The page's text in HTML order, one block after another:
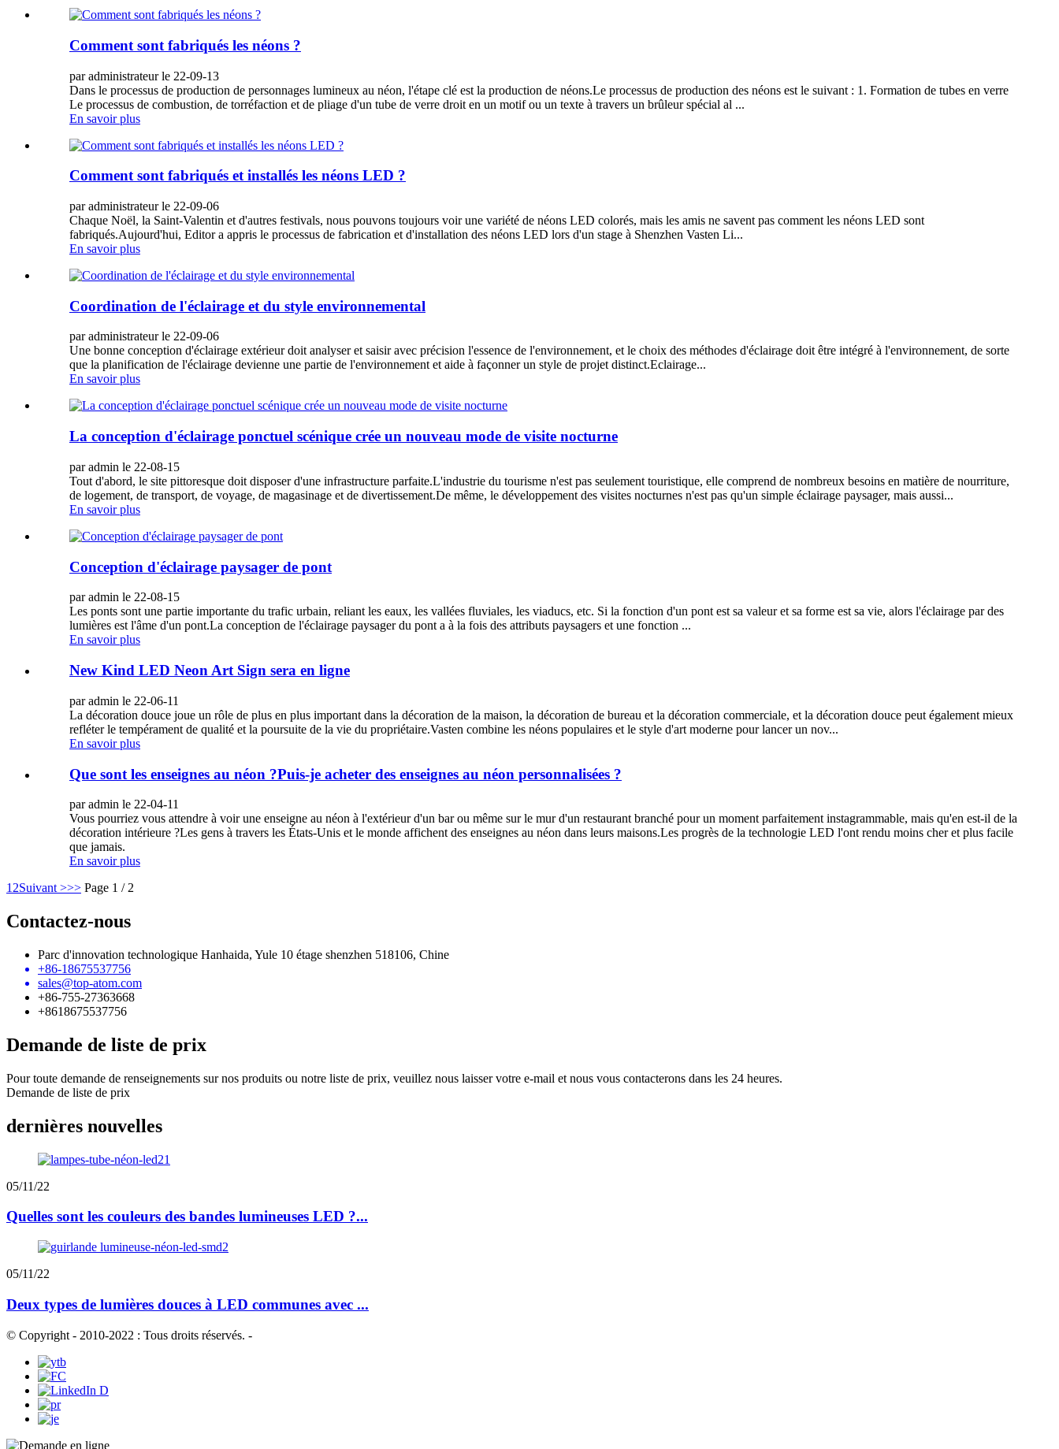
Comment sont fabriqués les néons ?
par administrateur le 22-09-13
Dans le processus de production de personnages lumineux au néon, l'étape clé est la production de néons.Le processus de production des néons est le suivant : 1. Formation de tubes en verre
Le processus de combustion, de torréfaction et de pliage d'un tube de verre droit en un motif ou un texte à travers un brûleur spécial al ...
En savoir plus
Comment sont fabriqués et installés les néons LED ?
par administrateur le 22-09-06
Chaque Noël, la Saint-Valentin et d'autres festivals, nous pouvons toujours voir une variété de néons LED colorés, mais les amis ne savent pas comment les néons LED sont
fabriqués.Aujourd'hui, Editor a appris le processus de fabrication et d'installation des néons LED lors d'un stage à Shenzhen Vasten Li...
En savoir plus
Coordination de l'éclairage et du style environnemental
par administrateur le 22-09-06
Une bonne conception d'éclairage extérieur doit analyser et saisir avec précision l'essence de l'environnement, et le choix des méthodes d'éclairage doit être intégré à l'environnement, de sorte
que la planification de l'éclairage devienne une partie de l'environnement et aide à façonner un style de projet distinct.Eclairage...
En savoir plus
La conception d'éclairage ponctuel scénique crée un nouveau mode de visite nocturne
par admin le 22-08-15
Tout d'abord, le site pittoresque doit disposer d'une infrastructure parfaite.L'industrie du tourisme n'est pas seulement touristique, elle comprend de nombreux besoins en matière de nourriture,
de logement, de transport, de voyage, de magasinage et de divertissement.De même, le développement des visites nocturnes n'est pas qu'un simple éclairage paysager, mais aussi...
En savoir plus
Conception d'éclairage paysager de pont
par admin le 22-08-15
Les ponts sont une partie importante du trafic urbain, reliant les eaux, les vallées fluviales, les viaducs, etc. Si la fonction d'un pont est sa valeur et sa forme est sa vie, alors l'éclairage par des
lumières est l'âme d'un pont.La conception de l'éclairage paysager du pont a à la fois des attributs paysagers et une fonction ...
En savoir plus
New Kind LED Neon Art Sign sera en ligne
par admin le 22-06-11
La décoration douce joue un rôle de plus en plus important dans la décoration de la maison, la décoration de bureau et la décoration commerciale, et la décoration douce peut également mieux
refléter le tempérament de qualité et la poursuite de la vie du propriétaire.Vasten combine les néons populaires et le style d'art moderne pour lancer un nov...
En savoir plus
Que sont les enseignes au néon ?Puis-je acheter des enseignes au néon personnalisées ?
par admin le 22-04-11
Vous pourriez vous attendre à voir une enseigne au néon à l'extérieur d'un bar ou même sur le mur d'un restaurant branché pour un moment parfaitement instagrammable, mais qu'en est-il de la
décoration intérieure ?Les gens à travers les États-Unis et le monde affichent des enseignes au néon dans leurs maisons.Les progrès de la technologie LED l'ont rendu moins cher et plus facile
que jamais.
En savoir plus
1 2Suivant >>> Page 1 / 2
Contactez-nous
Parc d'innovation technologique Hanhaida, Yule 10 étage shenzhen 518106, Chine
+86-18675537756
sales@top-atom.com
+86-755-27363668
+8618675537756
Demande de liste de prix
Pour toute demande de renseignements sur nos produits ou notre liste de prix, veuillez nous laisser votre e-mail et nous vous contacterons dans les 24 heures.
Demande de liste de prix
dernières nouvelles
05/11/22
Quelles sont les couleurs des bandes lumineuses LED ?...
05/11/22
Deux types de lumières douces à LED communes avec ...
© Copyright - 2010-2022 : Tous droits réservés. -